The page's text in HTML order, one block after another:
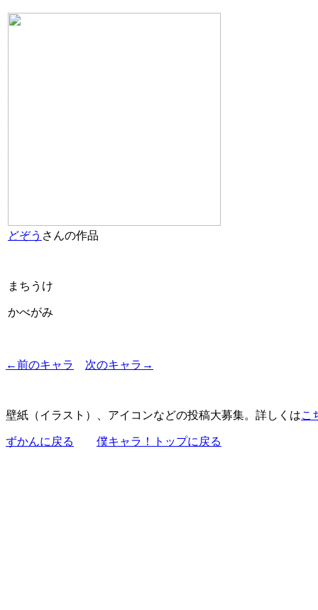
どぞう さんの作品
まちうけ
かべがみ
←前のキャラ 次のキャラ→
壁紙（イラスト）、アイコンなどの投稿大募集。詳しくはこ
ずかんに戻る 僕キャラ！トップに戻る